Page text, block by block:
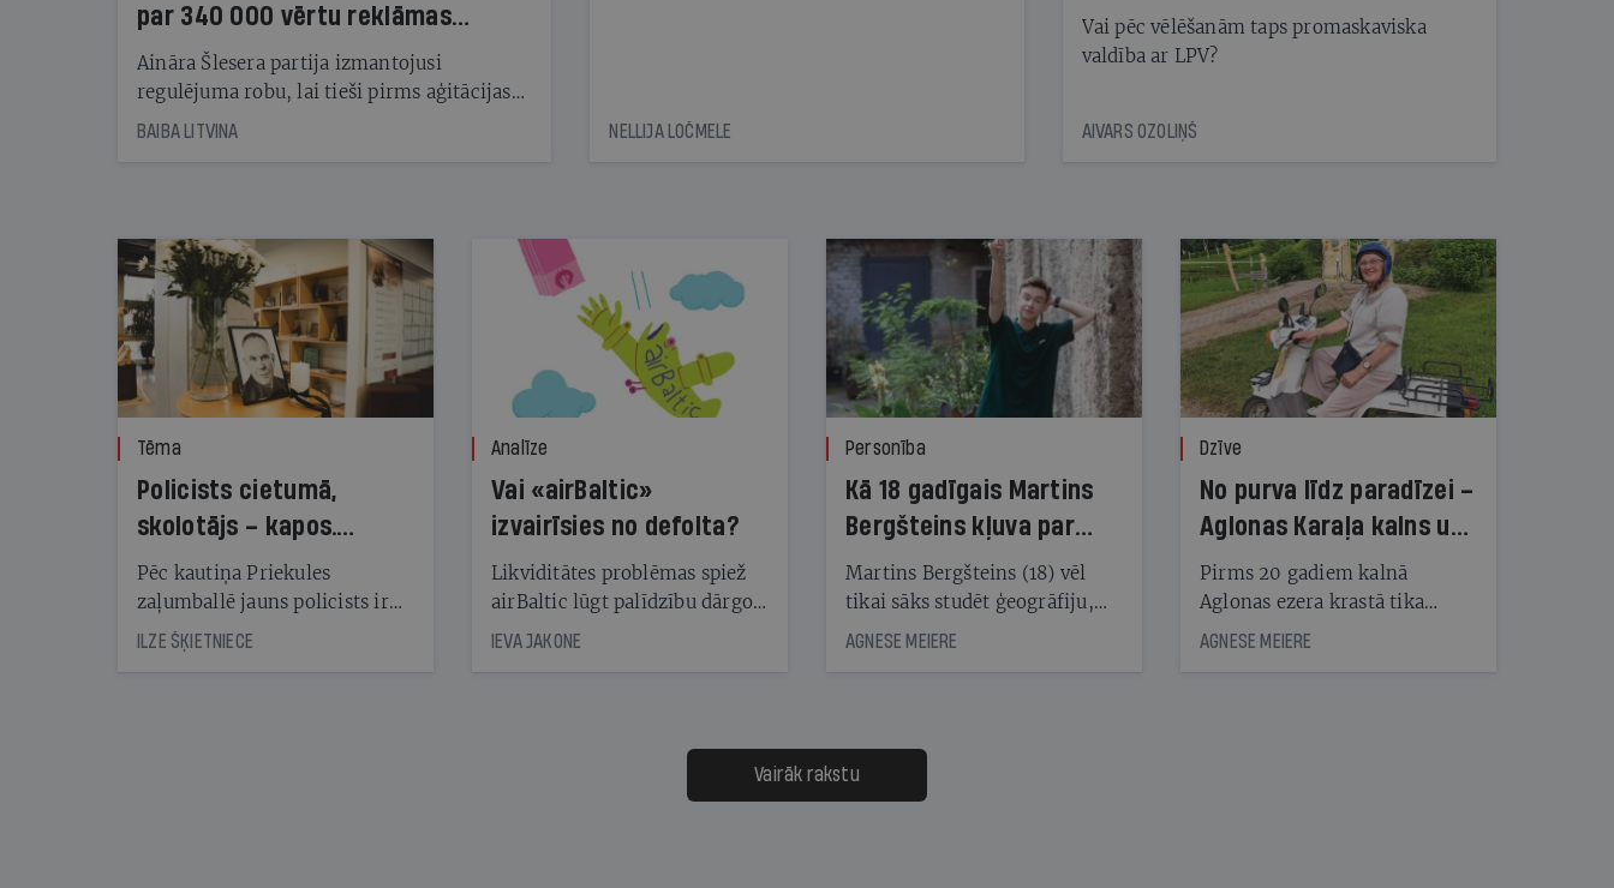
par 340 000 vērtu reklāmas
kampaņu
Aināra Šlesera partija izmantojusi
regulējuma robu, lai tieši pirms aģitācijas
starta izreklamētos par summu, kas
BAIBA LITVINA NELLIJA LOČMELE
Vai pēc vēlēšanām taps promaskaviska
valdība ar LPV?
AIVARS OZOLIŅŠ
Tēma
Policists cietumā,
skolotājs – kapos.
Reibuma cena Priekulē
Pēc kautiņa Priekules
zaļumballē jauns policists ir
nonācis cietumā, bet
cienījams pedagogs — kapos.
ILZE ŠĶIETNIECE
Analīze
Vai «airBaltic»
izvairīsies no defolta?
Likviditātes problēmas spiež
airBaltic lūgt palīdzību dārgo
obligāciju turētājiem, taču
samaksāt augstos procentus,
kas jāpārskaita jau trīs dienas
pirms nākamās sapulces
IEVA JAKONE
Personība
Kā 18 gadīgais Martins
Bergšteins kļuva par
laika ziņu seju?
Martins Bergšteins (18) vēl
tikai sāks studēt ģeogrāfiju,
bet viņa sacītajam jau uzticas
uzcītīga darba, mammas
atbalsts un drosme turpināt
meteovērojumus arī tad, kad
AGNESE MEIERE
Dzīve
No purva līdz paradīzei –
Aglonas Karaļa kalns un
tā radītāji
Pirms 20 gadiem kalnā
Aglonas ezera krastā tika
uzstādītas pirmās koka
AGNESE MEIERE
Vairāk rakstu